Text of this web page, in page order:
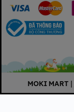
MOKI MART